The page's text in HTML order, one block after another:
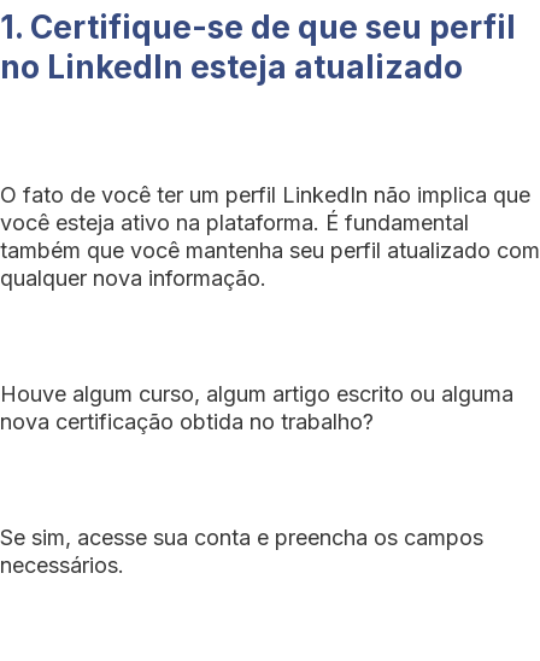
1. Certifique-se de que seu perfil
no LinkedIn esteja atualizado
O fato de você ter um perfil LinkedIn não implica que
você esteja ativo na plataforma. É fundamental
também que você mantenha seu perfil atualizado com
qualquer nova informação.
Houve algum curso, algum artigo escrito ou alguma
nova certificação obtida no trabalho?
Se sim, acesse sua conta e preencha os campos
necessários.